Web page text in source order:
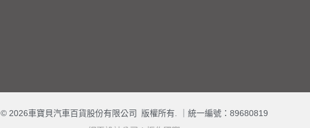
© 2026車寶貝汽車百貨股份有限公司 版權所有. ｜ 統一編號：89680819